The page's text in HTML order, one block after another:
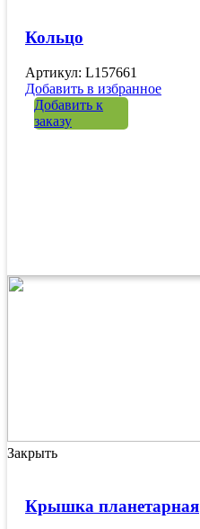
Кольцо
Артикул: L157661
Добавить в избранное
Добавить к
заказу
Закрыть
Крышка планетарная